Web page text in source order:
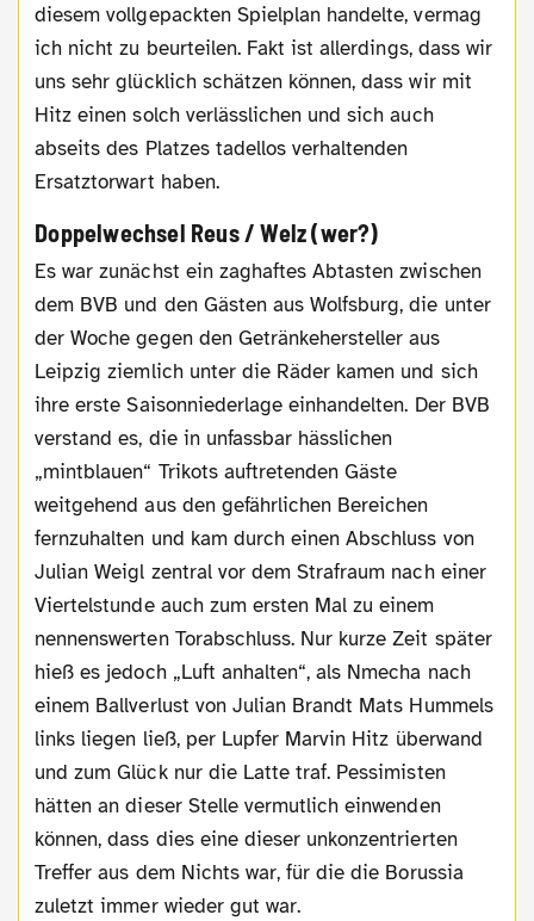
diesem vollgepackten Spielplan handelte, vermag
ich nicht zu beurteilen. Fakt ist allerdings, dass wir
uns sehr glücklich schätzen können, dass wir mit
Hitz einen solch verlässlichen und sich auch
abseits des Platzes tadellos verhaltenden
Ersatztorwart haben.
Doppelwechsel Reus / Welz (wer?)
Es war zunächst ein zaghaftes Abtasten zwischen
dem BVB und den Gästen aus Wolfsburg, die unter
der Woche gegen den Getränkehersteller aus
Leipzig ziemlich unter die Räder kamen und sich
ihre erste Saisonniederlage einhandelten. Der BVB
verstand es, die in unfassbar hässlichen
„mintblauen“ Trikots auftretenden Gäste
weitgehend aus den gefährlichen Bereichen
fernzuhalten und kam durch einen Abschluss von
Julian Weigl zentral vor dem Strafraum nach einer
Viertelstunde auch zum ersten Mal zu einem
nennenswerten Torabschluss. Nur kurze Zeit später
hieß es jedoch „Luft anhalten“, als Nmecha nach
einem Ballverlust von Julian Brandt Mats Hummels
links liegen ließ, per Lupfer Marvin Hitz überwand
und zum Glück nur die Latte traf. Pessimisten
hätten an dieser Stelle vermutlich einwenden
können, dass dies eine dieser unkonzentrierten
Treffer aus dem Nichts war, für die die Borussia
zuletzt immer wieder gut war.